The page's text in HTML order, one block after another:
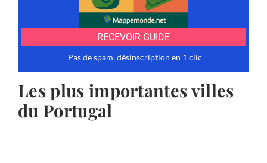
Les plus importantes villes
du Portugal